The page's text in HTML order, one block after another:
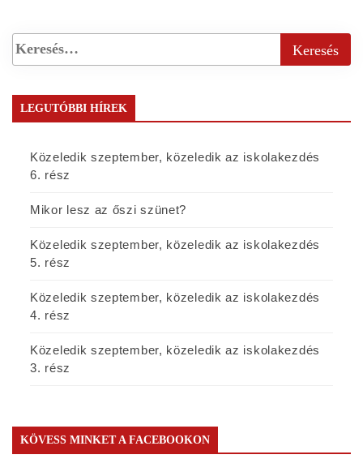
LEGUTÓBBI HÍREK
Közeledik szeptember, közeledik az iskolakezdés
6. rész
Mikor lesz az őszi szünet?
Közeledik szeptember, közeledik az iskolakezdés
5. rész
Közeledik szeptember, közeledik az iskolakezdés
4. rész
Közeledik szeptember, közeledik az iskolakezdés
3. rész
KÖVESS MINKET A FACEBOOKON